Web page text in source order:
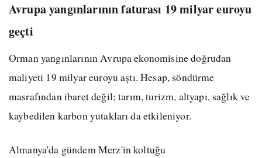
Avrupa yangınlarının faturası 19 milyar euroyu
geçti
Orman yangınlarının Avrupa ekonomisine doğrudan
maliyeti 19 milyar euroyu aştı. Hesap, söndürme
masrafından ibaret değil; tarım, turizm, altyapı, sağlık ve
kaybedilen karbon yutakları da etkileniyor.
Almanya'da gündem Merz'in koltuğu